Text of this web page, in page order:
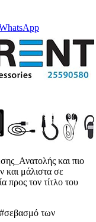
και πιο
και μάλιστα σε
προς τον τίτλο του
#σεβασμό των